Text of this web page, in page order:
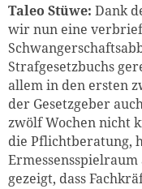
Taleo Stüwe: Dank
wir nun eine
Strafgesetzbuchs
allem in den ersten
der Gesetzgeber
zwölf Wochen nicht
die Pflichtberatung,
gezeigt, dass